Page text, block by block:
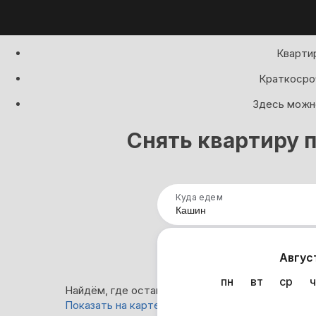
Здесь
Снять квартиру
Куда едем
пн
вт ср
Найдём, где остановиться в Кашине: 0 вариантов
Показать на карте